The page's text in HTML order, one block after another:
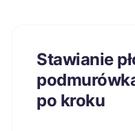
Stawianie
po kroku